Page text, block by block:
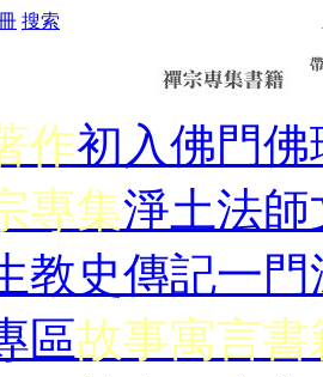
搜索
作初入佛門佛
專集淨土法師
教史傳記一門
區故事寓言書